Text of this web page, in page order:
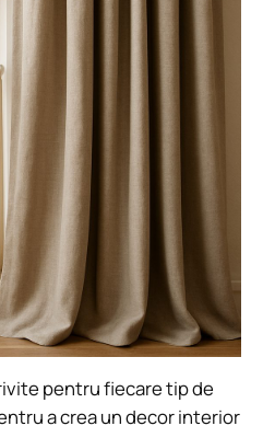
pentru fiecare tip de
a crea un decor interior